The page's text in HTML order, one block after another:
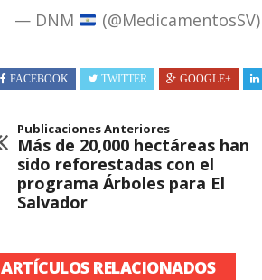
— DNM
(@MedicamentosSV)
FACEBOOK TWITTER GOOGLE+
Publicaciones Anteriores
Más de 20,000 hectáreas han
sido reforestadas con el
programa Árboles para El
Salvador
ARTÍCULOS RELACIONADOS